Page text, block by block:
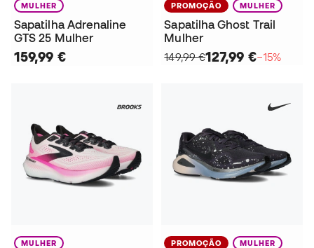
MULHER
Sapatilha Adrenaline
GTS 25 Mulher
159,99 €
PROMOÇÃO MULHER
Sapatilha Ghost Trail
Mulher
149,99 €127,99 €−15%
MULHER PROMOÇÃO MULHER